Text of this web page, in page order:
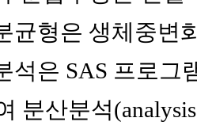
균형은 생체중변
석은 SAS 프로그
분산분석